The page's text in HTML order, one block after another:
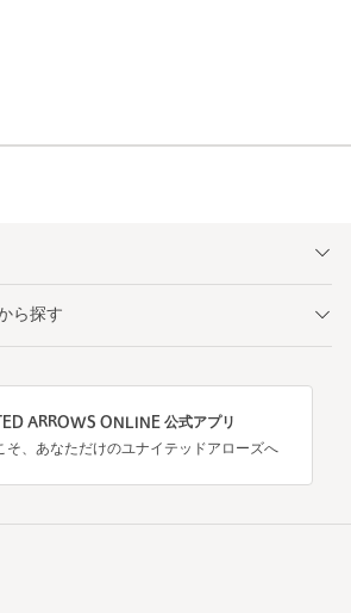
ら探す
ARROWS ONLINE 公式アプリ
そ、あなただけのユナイテッドアローズへ